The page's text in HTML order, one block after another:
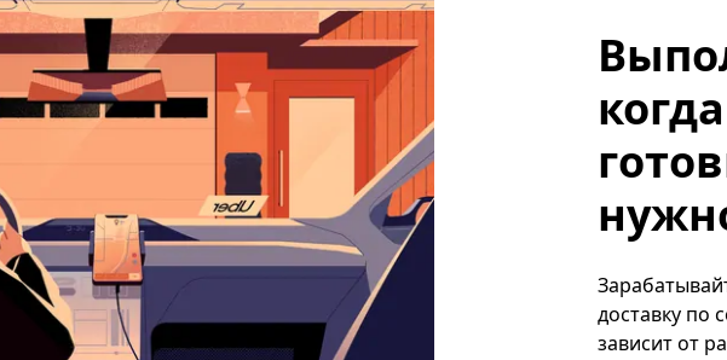
доставку по
зависит от